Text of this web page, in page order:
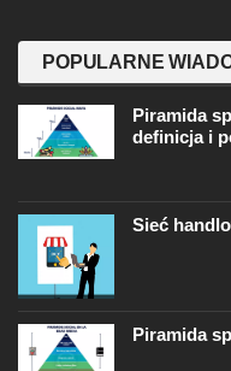
POPULARNE
Piramida
definicja i
Sieć
Piramida